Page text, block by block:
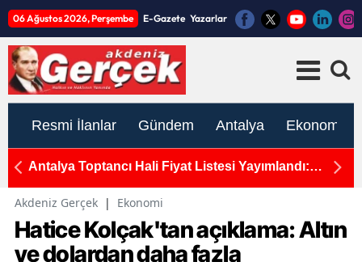
06 Ağustos 2026, Perşembe E-Gazete Yazarlar
Resmi İlanlar Gündem Antalya Ekonomi
Antalya Toptancı Hali Fiyat Listesi Yayımlandı:
Akdeniz Gerçek | Ekonomi
Hatice Kolçak'tan açıklama: Altın
ve dolardan daha fazla